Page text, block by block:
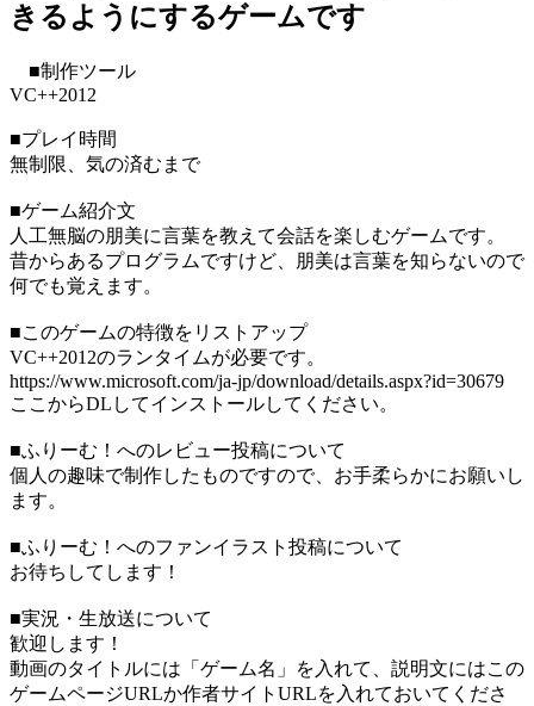
きるようにするゲームです
■制作ツール
VC++2012
■プレイ時間
無制限、気の済むまで
■ゲーム紹介文
人工無脳の朋美に言葉を教えて会話を楽しむゲームです。
昔からあるプログラムですけど、朋美は言葉を知らないので
何でも覚えます。
■このゲームの特徴をリストアップ
VC++2012のランタイムが必要です。
https://www.microsoft.com/ja-jp/download/details.aspx?id=30679
ここからDLしてインストールしてください。
■ふりーむ！へのレビュー投稿について
個人の趣味で制作したものですので、お手柔らかにお願いし
ます。
■ふりーむ！へのファンイラスト投稿について
お待ちしてします！
■実況・生放送について
歓迎します！
動画のタイトルには「ゲーム名」を入れて、説明文にはこの
ゲームページURLか作者サイトURLを入れておいてくださ